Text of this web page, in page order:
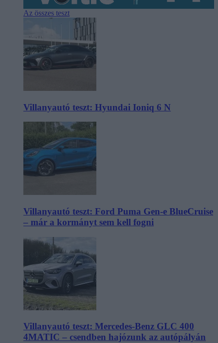
Az összes teszt
Villanyautó teszt: Hyundai Ioniq 6 N
Villanyautó teszt: Ford Puma Gen-e BlueCruise
– már a kormányt sem kell fogni
Villanyautó teszt: Mercedes-Benz GLC 400
4MATIC – csendben hajózunk az autópályán